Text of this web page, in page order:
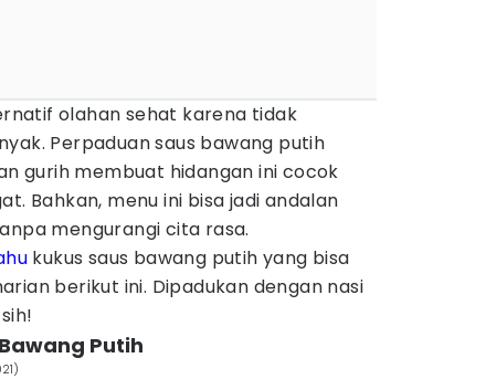
olahan sehat karena tidak
Perpaduan saus bawang putih
gurih membuat hidangan ini cocok
Bahkan, menu ini bisa jadi andalan
mengurangi cita rasa.
kukus saus bawang putih yang bisa
berikut ini. Dipadukan dengan nasi
Putih